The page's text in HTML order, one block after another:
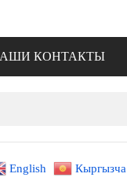
КОНТАКТЫ
English Кыргызча